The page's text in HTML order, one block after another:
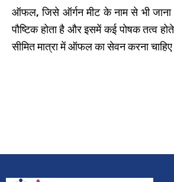
ऑफल, जिसे ऑर्गन मीट के नाम से भी जाना
पौष्टिक होता है और इसमें कई पोषक तत्व
सीमित मात्रा में ऑफल का सेवन करना